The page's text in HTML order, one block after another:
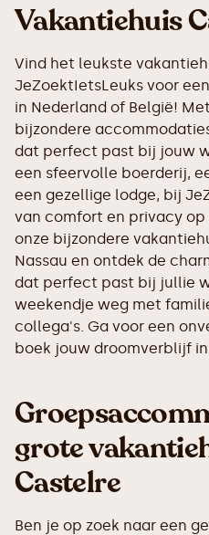
Vakantiehuis
Vind het leukste
JeZoektIetsLeuks voor
in Nederland of België!
bijzondere
dat perfect past bij jouw
een sfeervolle boerderij,
een gezellige lodge, bij
van comfort en privacy
onze bijzondere
Nassau en ontdek de
dat perfect past bij jullie
weekendje weg met
collega's. Ga voor een
boek jouw droomverblijf
grote
Castelre
Ben je op zoek naar een